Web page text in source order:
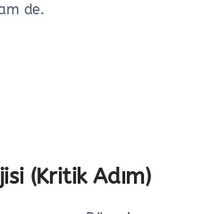
de.
(Kritik Adım)